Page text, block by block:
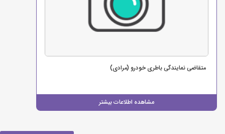
مشاهده اطلاعات بیشتر
متقاضی نمایندگی باطری خودرو (مرادی)